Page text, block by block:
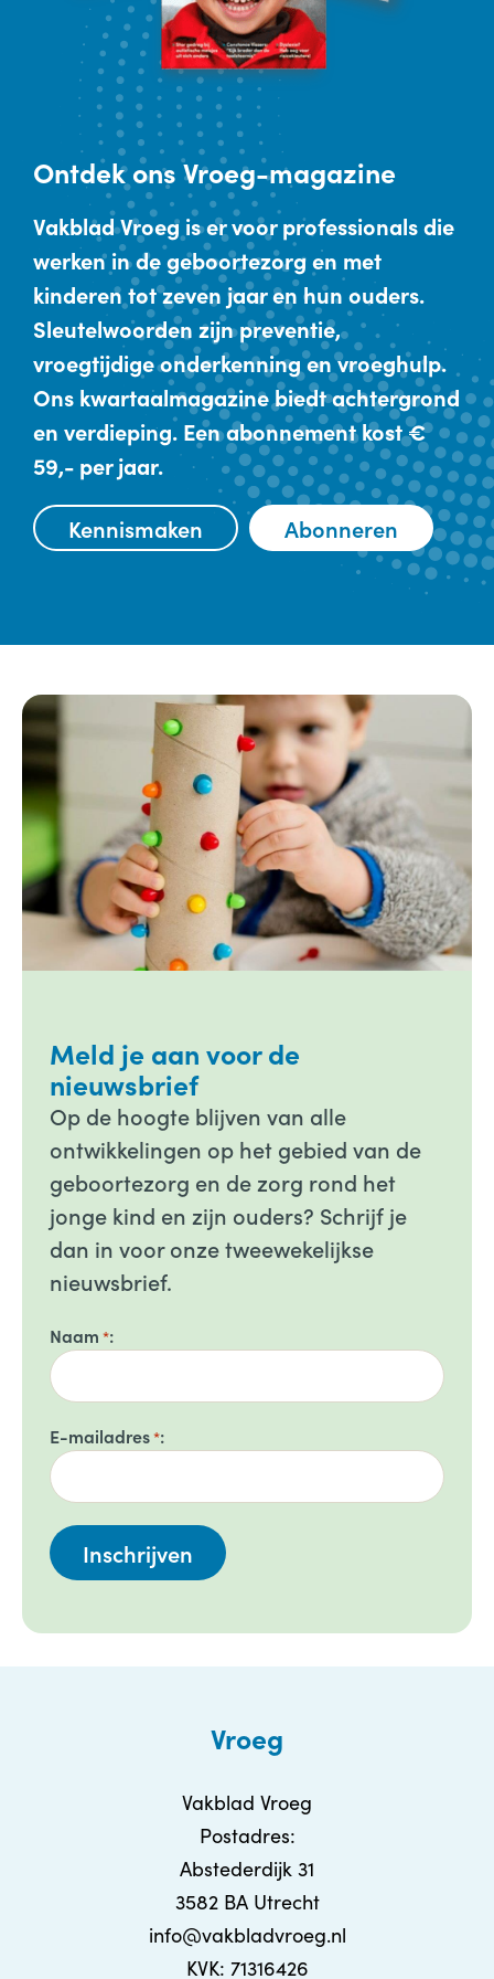
Ontdekons Vroeg-magazine
Vakblad Vroeg is er voor professionals die
werken in de geboortezorg en met
kinderen tot zeven jaar en hun ouders.
Sleutelwoorden zijn preventie,
vroegtijdige onderkenning en vroeghulp.
Ons kwartaalmagazine biedt achtergrond
en verdieping. Een abonnement kost €
59,- per jaar.
Kennismaken Abonneren
Meld je aan voor de
nieuwsbrief
Op de hoogte blijven van alle
ontwikkelingen op het gebied van de
geboortezorg en de zorg rond het
jonge kind en zijn ouders? Schrijf je
dan in voor onze tweewekelijkse
nieuwsbrief.
Naam *
E-mailadres*
Vroeg
Vakblad Vroeg
Postadres:
Abstederdijk 31
3582 BA Utrecht
info@vakbladvroeg.nl
KVK: 71316426